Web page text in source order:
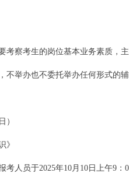
察考生的岗位基本业务素质，
举办也不委托举办任何形式的辅
）
》
人员于2025年10月10日上午9